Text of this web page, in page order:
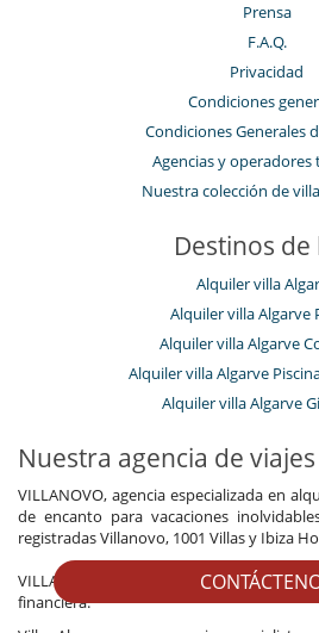
Prensa
F.A.Q.
Privacidad
Condiciones
Condiciones Generales
Agencias y operadores
Nuestra colección de
Destinos de
Alquiler villa
Alquiler villa Algarve
Alquiler villa Algarve
Alquiler villa Algarve
Alquiler villa Algarve
Nuestra agencia de viajes
VILLANOVO, agencia especializada en
de encanto para vacaciones
registradas Villanovo, 1001 Villas y Ibiza
VILLANOVO es un agente de viajes con
financiera.